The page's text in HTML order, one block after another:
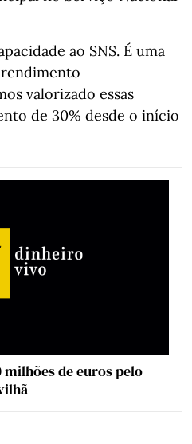
ao SNS. É uma
valorizado essas
de 30% desde o início
milhões de euros pelo